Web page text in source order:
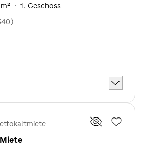
· 1. Geschoss